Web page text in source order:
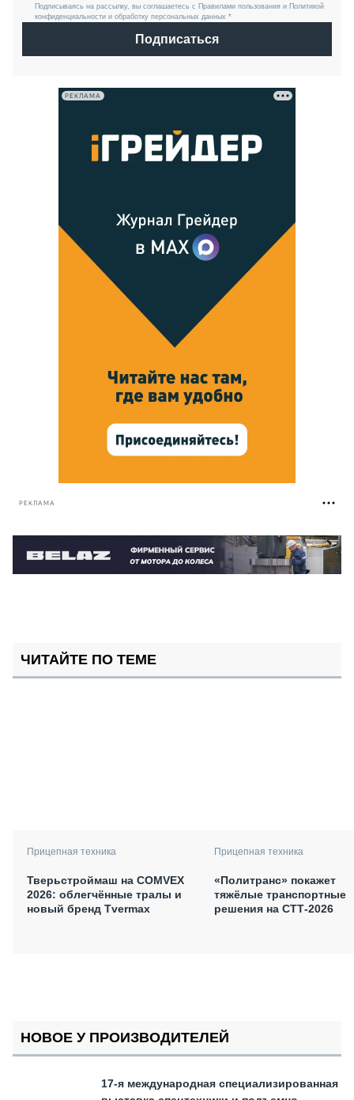
Подписываясь на рассылку, вы соглашаетесь с Правилами пользования и Политикой
конфиденциальности и обработку персональных данных *
Подписаться
РЕКЛАМА
РЕКЛАМА
ЧИТАЙТЕ ПО ТЕМЕ
Прицепная техника
Тверьстроймаш на COMVEX
2026: облегчённые тралы и
новый бренд Tvermax
Прицепная техника
«Политранс» покажет
тяжёлые транспортные
решения на СТТ-2026
НОВОЕ У ПРОИЗВОДИТЕЛЕЙ
17-я международная специализированная